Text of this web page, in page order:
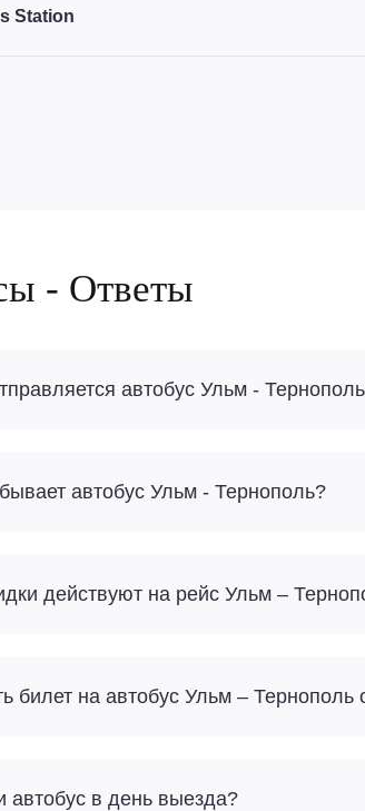
Station
- Ответы
автобус Ульм -
автобус Ульм - Тернополь?
действуют на рейс Ульм –
билет на автобус Ульм – Тернополь
автобус в день выезда?